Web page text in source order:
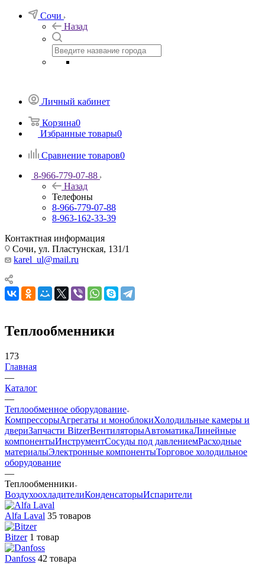
Сочи
Назад
Личный кабинет
Корзина0
Избранные товары0
Сравнение товаров0
8-966-779-07-88
Назад
Телефоны
8-966-779-07-88
8-963-162-33-39
Контактная информация
Сочи, ул. Пластунская, 131/1
karel_ul@mail.ru
Теплообменники
173
Главная
—
Каталог
—
Теплообменное оборудование
КомпрессорыАгрегаты и моноблокиХолодильные камеры и
двериЗапчасти BitzerВентиляторыАвтоматикаЛинейные
компонентыИнструментСосуды под давлениемРасходные
материалыЭлектронные компонентыТорговое холодильное
оборудование
—
Теплообменники
ВоздухоохладителиКонденсаторыИспарители
Alfa Laval 35 товаров
Bitzer 1 товар
Danfoss 42 товара